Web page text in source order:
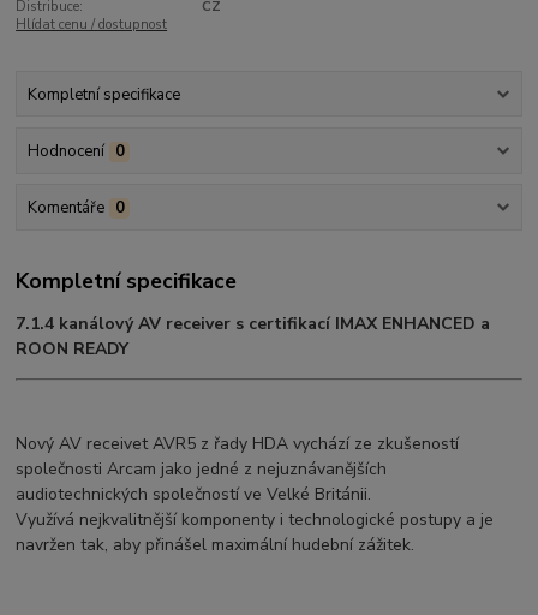
Distribuce:
CZ
Hlídat cenu / dostupnost
Kompletní specifikace
Hodnocení 0
Komentáře 0
Kompletní specifikace
7.1.4 kanálový AV receiver s certifikací IMAX ENHANCED a
ROON READY
Nový AV receivet AVR5 z řady HDA vychází ze zkušeností
společnosti Arcam jako jedné z nejuznávanějších
audiotechnických společností ve Velké Británii.
Využívá nejkvalitnější komponenty i technologické postupy a je
navržen tak, aby přinášel maximální hudební zážitek.